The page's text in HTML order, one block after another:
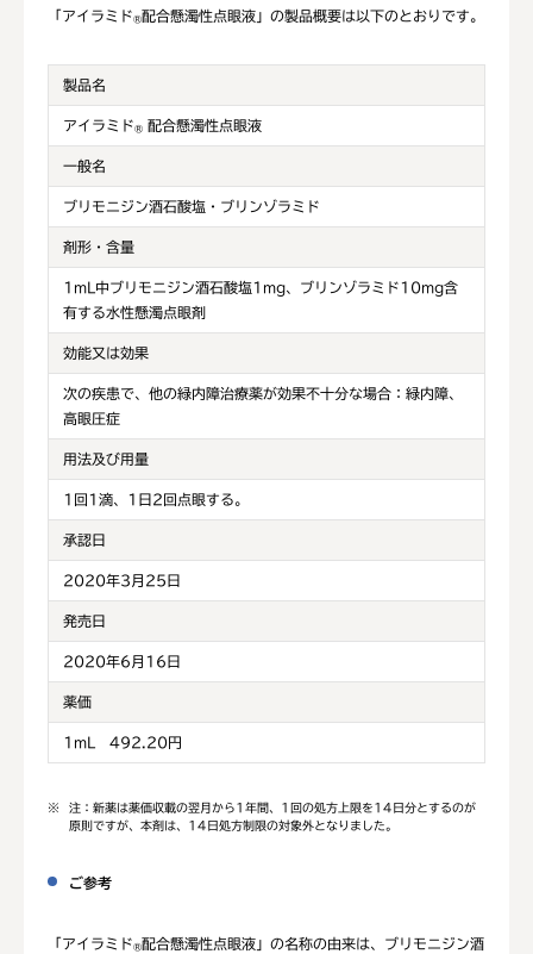
「アイラミド®配合懸濁性点眼液」の製品概要は以下のとおりです。
製品名
アイラミド® 配合懸濁性点眼液
一般名
ブリモニジン酒石酸塩・ブリンゾラミド
剤形・含量
1mL中ブリモニジン酒石酸塩1mg、ブリンゾラミド10mg含
有する水性懸濁点眼剤
効能又は効果
次の疾患で、他の緑内障治療薬が効果不十分な場合：緑内障、
高眼圧症
用法及び用量
1回1滴、1日2回点眼する。
承認日
2020年3月25日
発売日
2020年6月16日
薬価
1mL 492.20円
※
注：新薬は薬価収載の翌月から1年間、1回の処方上限を14日分とするのが
原則ですが、本剤は、14日処方制限の対象外となりました。
ご参考
「アイラミド®配合懸濁性点眼液」の名称の由来は、ブリモニジン酒